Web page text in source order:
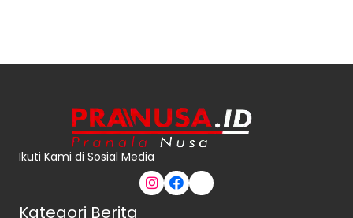
Ikuti Kami di Sosial Media
Kategori Berita